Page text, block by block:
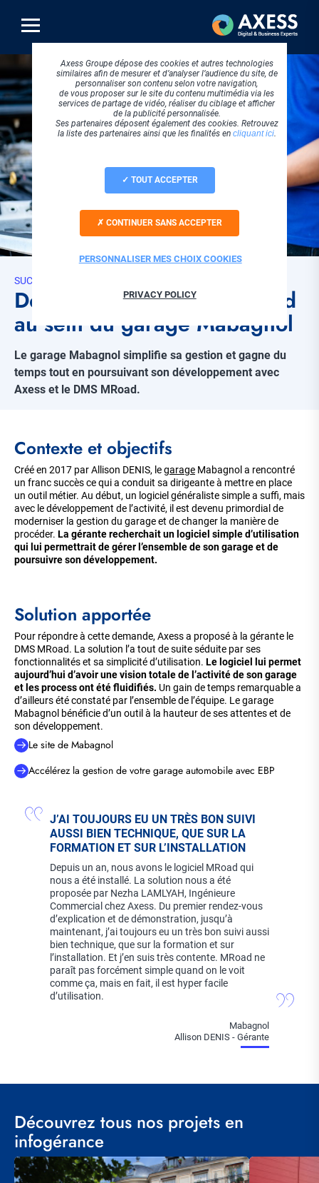
contenu
principal
SUCCESS STORIES
Déploiement du DMS MRoad
au sein du garage Mabagnol
Le garage Mabagnol simplifie sa gestion et gagne du
temps tout en poursuivant son développement avec
Axess et le DMS MRoad.
de
la
page
Contexte et objectifs
Créé en 2017 par Allison DENIS, legarage Mabagnol a rencontré
un franc succès ce qui a conduit sa dirigeante à mettre en place
un outil métier. Au début, un logiciel généraliste simple a suffi, mais
avec le développement de l’activité, il est devenu primordial de
moderniser la gestion du garage et de changer la manière de
procéder. La gérante recherchait un logiciel simple d’utilisation
qui lui permettrait de gérer l’ensemble de son garage et de
poursuivre son développement.
Solution apportée
Pour répondre à cette demande, Axess a proposé à la gérante le
DMS MRoad. La solution l’a tout de suite séduite par ses
fonctionnalités et sa simplicité d’utilisation. Le logiciel lui permet
aujourd’hui d’avoir une vision totale de l’activité de son garage
et les process ont été fluidifiés. Un gain de temps remarquable a
d’ailleurs été constaté par l’ensemble de l’équipe. Le garage
Mabagnol bénéficie d’un outil à la hauteur de ses attentes et de
son développement.
Le site de Mabagnol
Accélérez la gestion de votre garage automobile avec EBP
J’AI TOUJOURS EU UN TRÈS BON SUIVI
AUSSI BIEN TECHNIQUE, QUE SUR LA
FORMATION ET SUR L’INSTALLATION
Depuis un an, nous avons le logiciel MRoad qui
nous a été installé. La solution nous a été
proposée par Nezha LAMLYAH, Ingénieure
Commercial chez Axess. Du premier rendez-vous
d’explication et de démonstration, jusqu’à
maintenant, j’ai toujours eu un très bon suivi aussi
bien technique, que sur la formation et sur
l’installation. Et j’en suis très contente. MRoad ne
paraît pas forcément simple quand on le voit
comme ça, mais en fait, il est hyper facile
d’utilisation.
Mabagnol
Allison DENIS - Gérante
Découvrez tous nos projets en
infogérance
Visuel
principal
Visuel
Axess Groupe dépose des cookies et autres technologies
similaires afin de mesurer et d’analyser l’audience du site, de
personnaliser son contenu selon votre navigation,
de vous proposer sur le site du contenu multimédia via les
services de partage de vidéo, réaliser du ciblage et afficher
de la publicité personnalisée.
Ses partenaires déposent également des cookies. Retrouvez
la liste des partenaires ainsi que les finalités en cliquant ici.
TOUT ACCEPTER
CONTINUER SANS ACCEPTER
PERSONNALISER MES CHOIX COOKIES
PRIVACY POLICY